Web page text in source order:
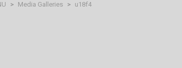
> Media Galleries > u18f4